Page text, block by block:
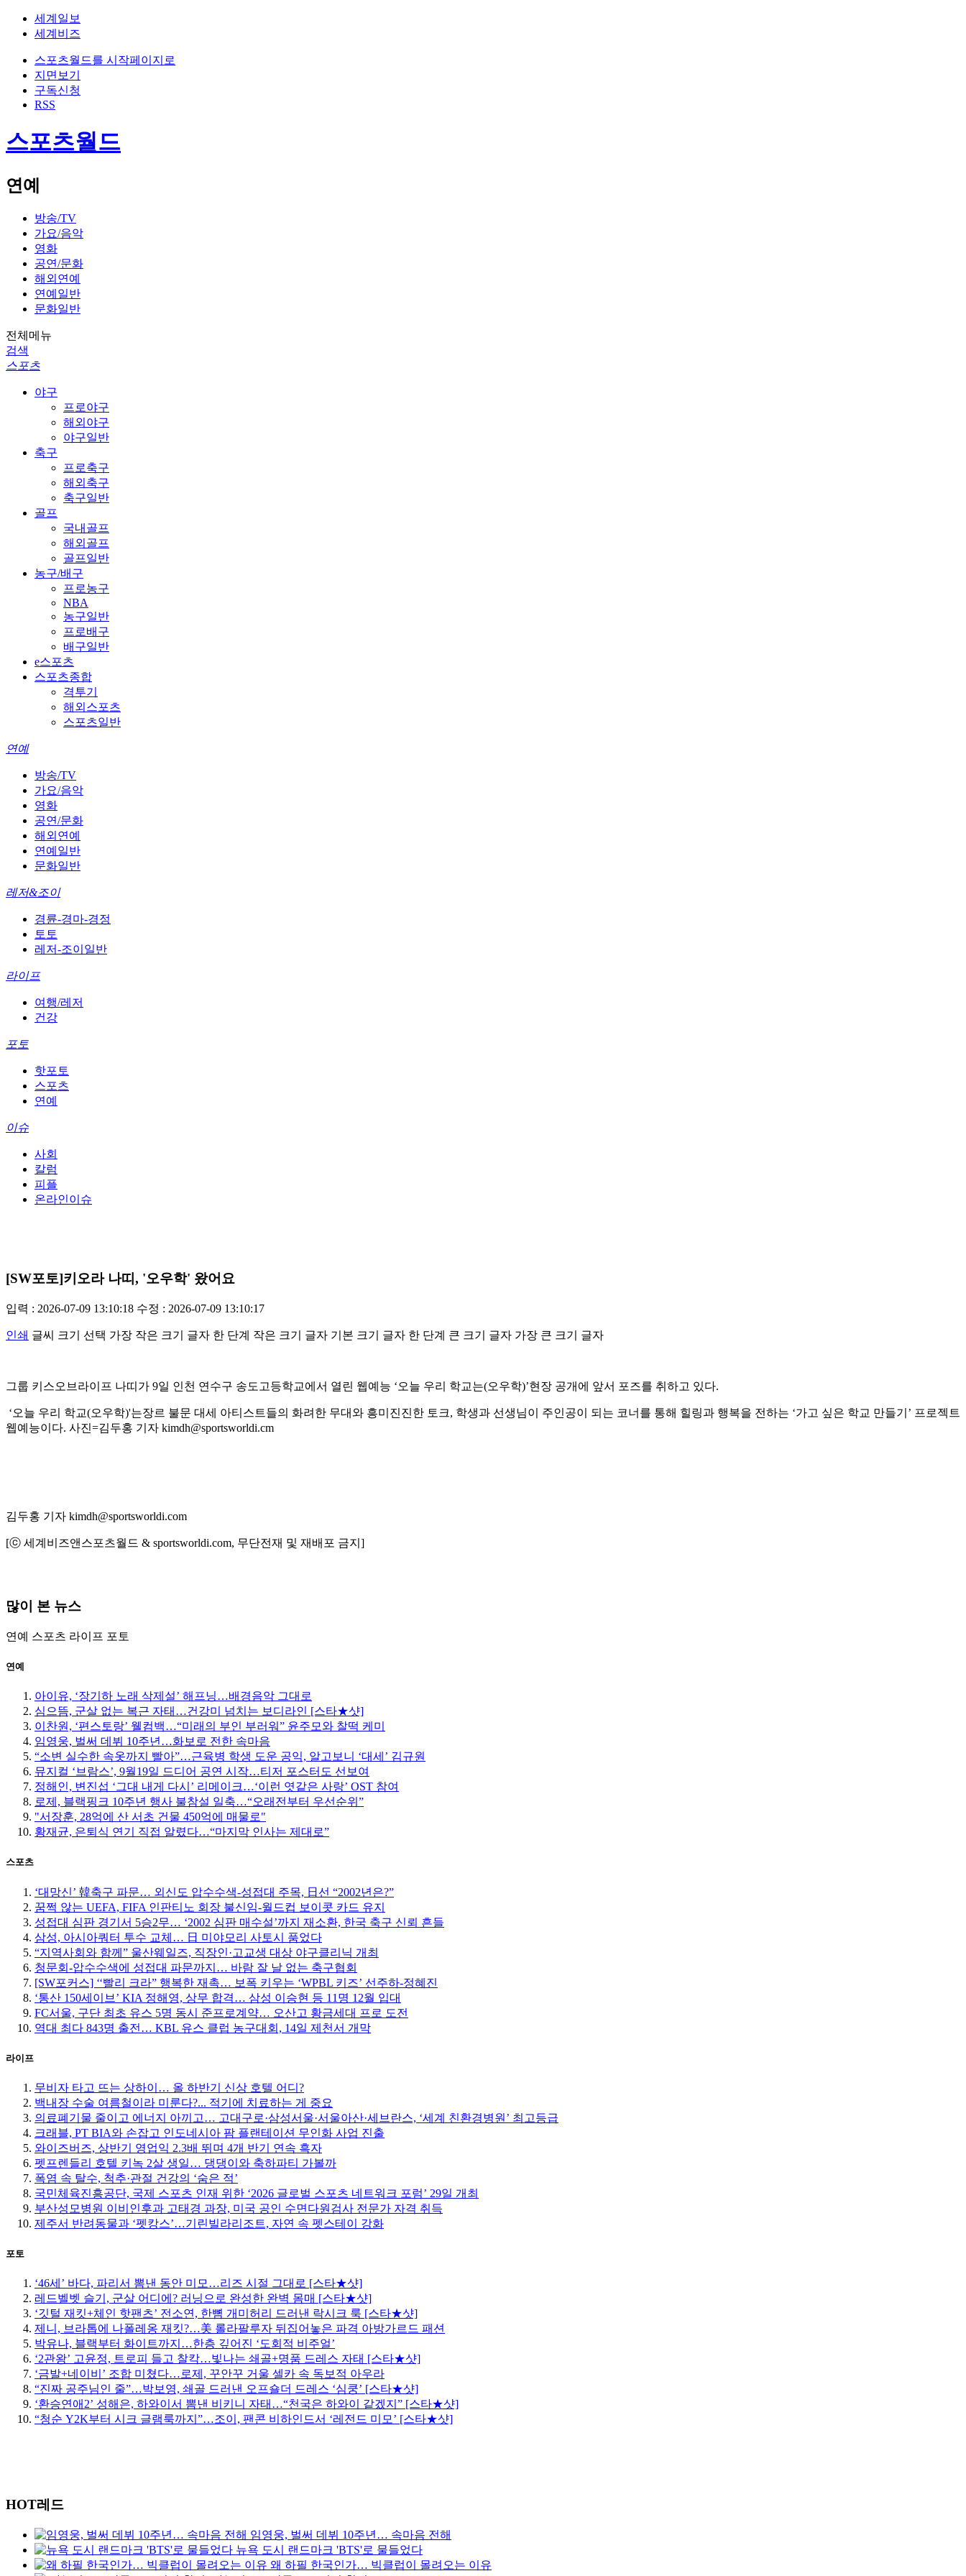
세계일보
세계비즈
스포츠월드를 시작페이지로
지면보기
구독신청
RSS
스포츠월드
연예
방송/TV
가요/음악
영화
공연/문화
해외연예
연예일반
문화일반
전체메뉴
검색
스포츠
야구
프로야구
해외야구
야구일반
축구
프로축구
해외축구
축구일반
골프
국내골프
해외골프
골프일반
농구/배구
프로농구
NBA
농구일반
프로배구
배구일반
e스포츠
스포츠종합
격투기
해외스포츠
스포츠일반
연예
방송/TV
가요/음악
영화
공연/문화
해외연예
연예일반
문화일반
레저&조이
경륜-경마-경정
토토
레저-조이일반
라이프
여행/레저
건강
포토
핫포토
스포츠
연예
이슈
사회
칼럼
피플
온라인이슈
[SW포토]키오라 나띠, '오우학' 왔어요
입력 : 2026-07-09 13:10:18 수정 : 2026-07-09 13:10:17
인쇄 글씨 크기 선택 가장 작은 크기 글자 한 단계 작은 크기 글자 기본 크기 글자 한 단계 큰 크기 글자 가장 큰 크기 글자
그룹 키스오브라이프 나띠가 9일 인천 연수구 송도고등학교에서 열린 웹예능 ‘오늘 우리 학교는(오우학)’현장 공개에 앞서 포즈를 취하고 있다.
‘오늘 우리 학교(오우학)'는장르 불문 대세 아티스트들의 화려한 무대와 흥미진진한 토크, 학생과 선생님이 주인공이 되는 코너를 통해 힐링과 행복을 전하는 ‘가고 싶은 학교 만들기’ 프로젝트
웹예능이다. 사진=김두홍 기자 kimdh@sportsworldi.cm
김두홍 기자 kimdh@sportsworldi.com
[ⓒ 세계비즈앤스포츠월드 & sportsworldi.com, 무단전재 및 재배포 금지]
많이 본 뉴스
연예 스포츠 라이프 포토
연예
아이유, ‘장기하 노래 삭제설’ 해프닝…배경음악 그대로
심으뜸, 군살 없는 복근 자태…건강미 넘치는 보디라인 [스타★샷]
이찬원, ‘편스토랑’ 웰컴백…“미래의 부인 부러워” 윤주모와 찰떡 케미
임영웅, 벌써 데뷔 10주년…화보로 전한 속마음
“소변 실수한 속옷까지 빨아”…근육병 학생 도운 공익, 알고보니 ‘대세’ 김규원
뮤지컬 ‘브람스’, 9월19일 드디어 공연 시작…티저 포스터도 선보여
정해인, 변진섭 ‘그대 내게 다시’ 리메이크…‘이런 엿같은 사랑’ OST 참여
로제, 블랙핑크 10주년 행사 불참설 일축…“오래전부터 우선순위”
"서장훈, 28억에 산 서초 건물 450억에 매물로"
황재균, 은퇴식 연기 직접 알렸다…“마지막 인사는 제대로”
스포츠
‘대망신’ 韓축구 파문… 외신도 압수수색-성접대 주목, 日선 “2002년은?”
꿈쩍 않는 UEFA, FIFA 인판티노 회장 불신임-월드컵 보이콧 카드 유지
성접대 심판 경기서 5승2무… ‘2002 심판 매수설’까지 재소환, 한국 축구 신뢰 흔들
삼성, 아시아쿼터 투수 교체… 日 미야모리 사토시 품었다
“지역사회와 함께” 울산웨일즈, 직장인·고교생 대상 야구클리닉 개최
청문회-압수수색에 성접대 파문까지… 바람 잘 날 없는 축구협회
[SW포커스] ‘‘빨리 크라” 행복한 재촉… 보폭 키우는 ‘WPBL 키즈’ 선주하-정혜진
‘통산 150세이브’ KIA 정해영, 상무 합격… 삼성 이승현 등 11명 12월 입대
FC서울, 구단 최초 유스 5명 동시 준프로계약… 오산고 황금세대 프로 도전
역대 최다 843명 출전… KBL 유스 클럽 농구대회, 14일 제천서 개막
라이프
무비자 타고 뜨는 상하이… 올 하반기 신상 호텔 어디?
백내장 수술 여름철이라 미룬다?... 적기에 치료하는 게 중요
의료폐기물 줄이고 에너지 아끼고… 고대구로·삼성서울·서울아산·세브란스, ‘세계 친환경병원’ 최고등급
크래블, PT BIA와 손잡고 인도네시아 팜 플랜테이션 무인화 사업 진출
와이즈버즈, 상반기 영업익 2.3배 뛰며 4개 반기 연속 흑자
펫프렌들리 호텔 키녹 2살 생일… 댕댕이와 축하파티 가볼까
폭염 속 탈수, 척추·관절 건강의 ‘숨은 적’
국민체육진흥공단, 국제 스포츠 인재 위한 ‘2026 글로벌 스포츠 네트워크 포럼’ 29일 개최
부산성모병원 이비인후과 고태경 과장, 미국 공인 수면다원검사 전문가 자격 취득
제주서 반려동물과 ‘펫캉스’…기린빌라리조트, 자연 속 펫스테이 강화
포토
‘46세’ 바다, 파리서 뽐낸 동안 미모…리즈 시절 그대로 [스타★샷]
레드벨벳 슬기, 군살 어디에? 러닝으로 완성한 완벽 몸매 [스타★샷]
‘깃털 재킷+체인 핫팬츠’ 전소연, 한뼘 개미허리 드러낸 락시크 룩 [스타★샷]
제니, 브라톱에 나폴레옹 재킷?…美 롤라팔루자 뒤집어놓은 파격 아방가르드 패션
박유나, 블랙부터 화이트까지…한층 깊어진 ‘도회적 비주얼’
‘2관왕’ 고윤정, 트로피 들고 찰칵…빛나는 쇄골+명품 드레스 자태 [스타★샷]
‘금발+네이비’ 조합 미쳤다…로제, 꾸안꾸 거울 셀카 속 독보적 아우라
“진짜 공주님인 줄”…박보영, 쇄골 드러낸 오프숄더 드레스 ‘심쿵’ [스타★샷]
‘환승연애2’ 성해은, 하와이서 뽐낸 비키니 자태…“천국은 하와이 같겠지” [스타★샷]
“청순 Y2K부터 시크 글램룩까지”…조이, 팬콘 비하인드서 ‘레전드 미모’ [스타★샷]
HOT레드
임영웅, 벌써 데뷔 10주년… 속마음 전해
뉴욕 도시 랜드마크 'BTS'로 물들었다
왜 하필 한국인가… 빅클럽이 몰려오는 이유